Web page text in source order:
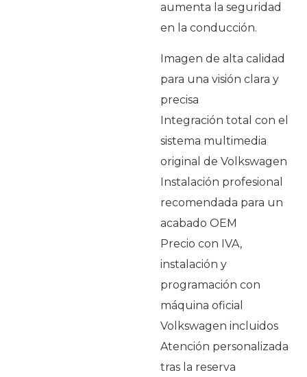
aumenta la seguridad
en la conducción.
Imagen de alta calidad
para una visión clara y
precisa
Integración total con el
sistema multimedia
original de Volkswagen
Instalación profesional
recomendada para un
acabado OEM
Precio con IVA,
instalación y
programación con
máquina oficial
Volkswagen incluidos
Atención personalizada
tras la reserva